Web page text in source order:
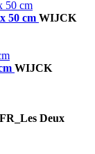
50 cm WIJCK
WIJCK
FR_Les Deux